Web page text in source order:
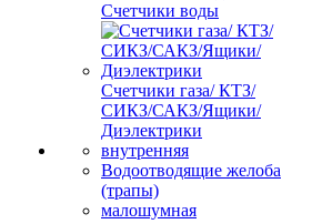
Счетчики воды
Счетчики газа/ КТЗ/
СИКЗ/САКЗ/Ящики/
Диэлектрики
внутренняя
Водоотводящие желоба
(трапы)
малошумная